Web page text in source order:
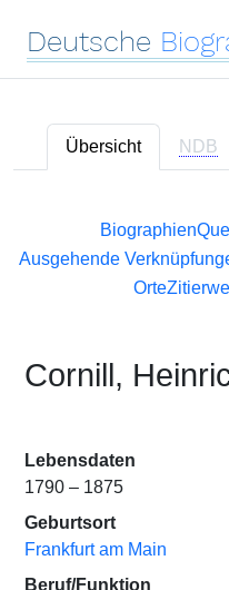
Deutsche
Übersicht NDB
Biographien
Ausgehende
Orte
Cornill,
Lebensdaten
1790 – 1875
Geburtsort
Frankfurt am Main
Beruf/Funktion